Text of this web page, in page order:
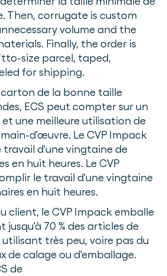
Then, corrugate is custom
volume and the
Finally, the order is
size parcel, taped,
for shipping.
de la bonne taille
ECS peut compter sur un
une meilleure utilisation de
main-d'œuvre. Le CVP Impack
d'une vingtaine de
en huit heures. Le CVP
le travail d'une vingtaine
en huit heures.
client, le CVP Impack emballe
70 % des articles de
très peu, voire pas du
de calage ou d'emballage.
de